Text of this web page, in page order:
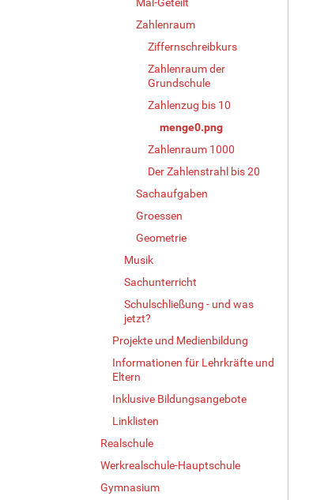
Zahlenraum
Ziffernschreibkurs
Zahlenraum der
Grundschule
Zahlenzug bis 10
menge0.png
Zahlenraum 1000
Der Zahlenstrahl bis 20
Sachaufgaben
Groessen
Geometrie
Musik
Sachunterricht
Schulschließung - und was
jetzt?
Projekte und Medienbildung
Informationen für Lehrkräfte und
Eltern
Inklusive Bildungsangebote
Linklisten
Realschule
Werkrealschule-Hauptschule
Gymnasium